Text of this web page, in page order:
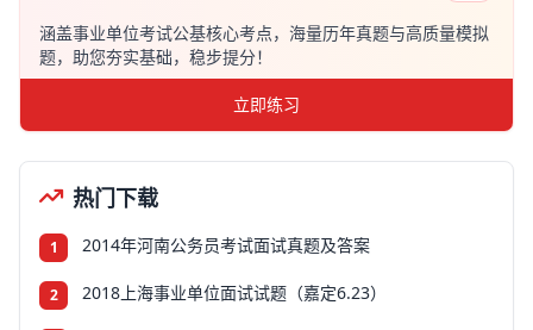
涵盖事业单位考试公基核心考点，海量历年真题与高质量模拟
题，助您夯实基础，稳步提分！
立即练习
热门下载
1 2014年河南公务员考试面试真题及答案
2 2018上海事业单位面试试题（嘉定6.23）